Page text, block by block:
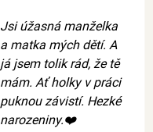
Jsi úžasná manželka
a matka mých dětí. A
já jsem tolik rád, že tě
mám. Ať holky v práci
puknou závistí. Hezké
narozeniny.❤️